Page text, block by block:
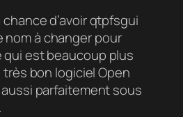
d’avoir qtpfsgui
à changer pour
qui est beaucoup plus
bon logiciel Open
parfaitement sous